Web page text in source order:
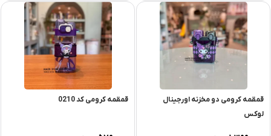
قمقمه کرومی دو مخزنه اورجینال
لوکس
قمقمه کرومی کد 0210